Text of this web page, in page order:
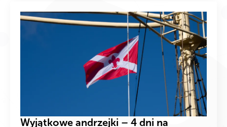
Wyjątkowe andrzejki – 4 dni na